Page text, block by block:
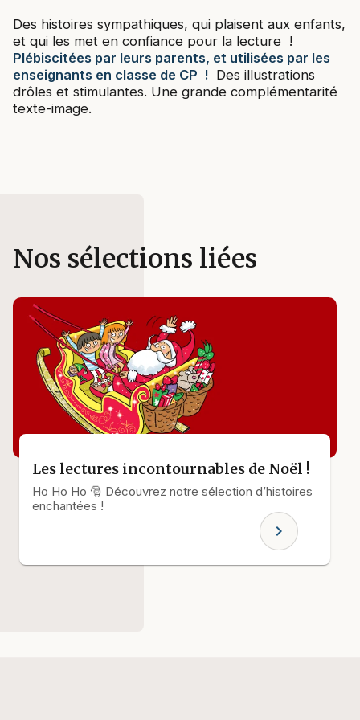
Des histoires sympathiques, qui plaisent aux enfants,
et qui les met en confiance pour la lecture !
Plébiscitées par leurs parents, et utilisées par les
enseignants en classe de CP ! Des illustrations
drôles et stimulantes. Une grande complémentarité
texte-image.
Nos sélections liées
Les lectures incontournables de Noël !
Ho Ho Ho 🎅 Découvrez notre sélection d’histoires
enchantées !
chevron_right